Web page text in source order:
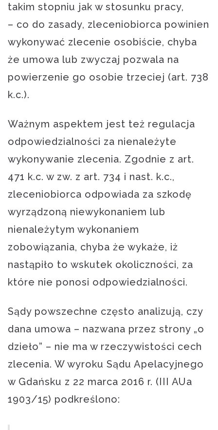
takim stopniu jak w stosunku pracy,
– co do zasady, zleceniobiorca powinien
wykonywać zlecenie osobiście, chyba
że umowa lub zwyczaj pozwala na
powierzenie go osobie trzeciej (art. 738
k.c.).
Ważnym aspektem jest też regulacja
odpowiedzialności za nienależyte
wykonywanie zlecenia. Zgodnie z art.
471 k.c. w zw. z art. 734 i nast. k.c.,
zleceniobiorca odpowiada za szkodę
wyrządzoną niewykonaniem lub
nienależytym wykonaniem
zobowiązania, chyba że wykaże, iż
nastąpiło to wskutek okoliczności, za
które nie ponosi odpowiedzialności.
Sądy powszechne często analizują, czy
dana umowa – nazwana przez strony „o
dzieło” – nie ma w rzeczywistości cech
zlecenia. W wyroku Sądu Apelacyjnego
w Gdańsku z 22 marca 2016 r. (III AUa
1903/15) podkreślono: